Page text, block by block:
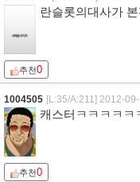
란슬롯의대사가
추천0
1004505 [L:35/A:211] 2012-
캐스터ㅋㅋㅋㅋㅋ
추천0